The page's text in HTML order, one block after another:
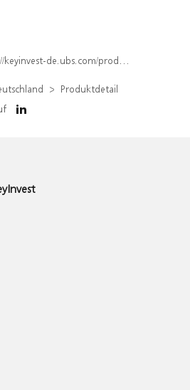
de.ubs.com/produkt/detail/index/isin/DE000WA7L443
Produktdetail